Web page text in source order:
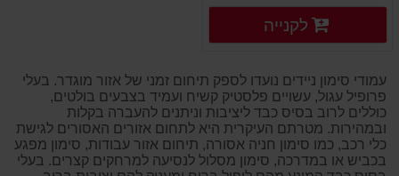
פרטים נוספים
לקנייה
עמודי סימון ניידים נועדו לספק תיחום זמני של אזור מוגדר. בעלי
פרופיל עגול, עשויים פלסטיק קשיח ועמיד בצבעים בולטים,
כוללים לרוב בסיס כבד ליציבות וניתנים להעברה בקלות
ובמהירות. מטרתם העיקרית היא לתחום אזורים האסורים לגישת
כלי רכב, כמו סימון חניה אסורה, תיחום אזור עבודות, סימון מפגע
בכביש או במדרכה, סימון מסלול לנסיעה למרחקים קצרים. בעלי